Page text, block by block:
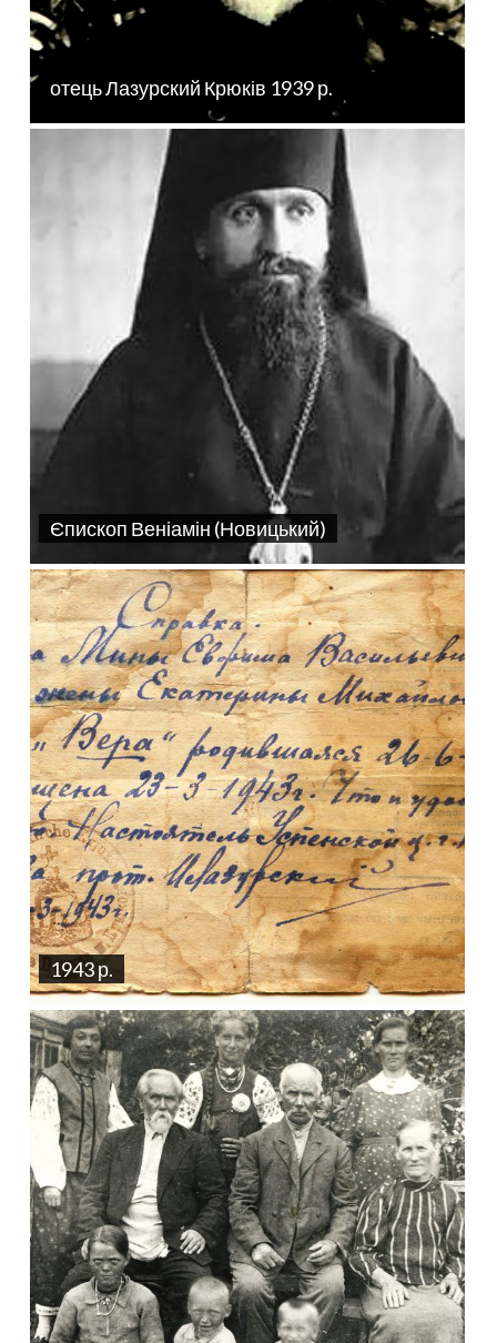
отець Лазурский Крюків 1939 р.
Єпископ Веніамін (Новицький)
1943 р.